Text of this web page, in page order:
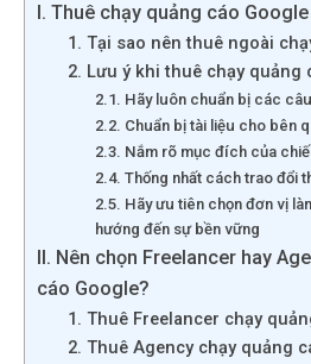
I. Thuê chạy quảng cáo
1. Tại sao nên thuê ngoài
2. Lưu ý khi thuê chạy quảng
2.1. Hãy luôn chuẩn bị các
2.2. Chuẩn bị tài liệu cho bên
2.3. Nắm rõ mục đích của
2.4. Thống nhất cách trao đổi
2.5. Hãy ưu tiên chọn đơn vị
hướng đến sự bền vững
II. Nên chọn Freelancer hay
cáo Google?
1. Thuê Freelancer chạy
2. Thuê Agency chạy quảng